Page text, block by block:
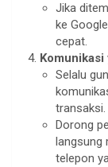
Jika
ke
cepat.
Selalu
transaksi.
Dorong
telepon